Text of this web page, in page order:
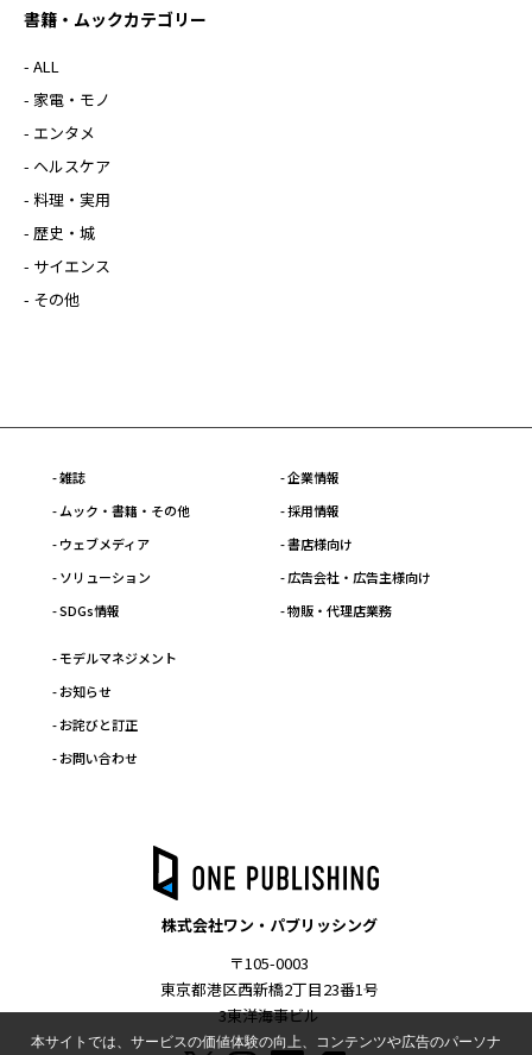
書籍・ムックカテゴリー
- ALL
- 家電・モノ
- エンタメ
- ヘルスケア
- 料理・実用
- 歴史・城
- サイエンス
- その他
- 雑誌
- ムック・書籍・その他
- ウェブメディア
- ソリューション
- SDGs情報
- 企業情報
- 採用情報
- 書店様向け
- 広告会社・広告主様向け
- 物販・代理店業務
- モデルマネジメント
- お知らせ
- お詫びと訂正
- お問い合わせ
株式会社ワン・パブリッシング
〒105-0003
東京都港区西新橋2丁目23番1号
3東洋海事ビル
本サイトでは、サービスの価値体験の向上、コンテンツや広告のパーソナ